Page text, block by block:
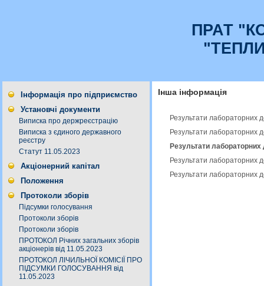
ПРАТ
Інформація про підприємство
Установчі документи
Виписка про держреєстрацію
Виписка з єдиного державного
реєстру
Статут 11.05.2023
Акціонерний капітал
Положення
Протоколи зборів
Підсумки голосування
Протоколи зборів
Протоколи зборів
ПРОТОКОЛ Річних загальних зборів
акціонерів від 11.05.2023
ПРОТОКОЛ ЛІЧИЛЬНОЇ КОМІСІЇ ПРО
ПІДСУМКИ ГОЛОСУВАННЯ від
11.05.2023
Інша інформація
Результати лабораторних
Результати лабораторних
Результати лабораторних
Результати лабораторних
Результати лабораторних